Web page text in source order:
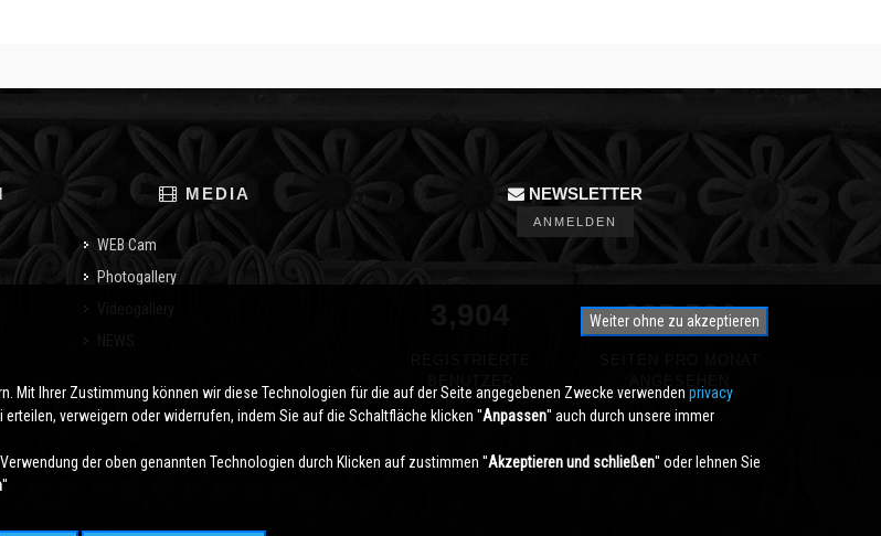
MEDIA
WEB Cam
Photogallery
NEWSLETTER
ANMELDEN
350,000
Weiter ohne zu akzeptieren
Mit Ihrer Zustimmung können wir diese Technologien für die auf der Seite angegebenen Zwecke verwenden privacy
verweigern oder widerrufen, indem Sie auf die Schaltfläche klicken ''Anpassen'' auch durch unsere immer
der oben genannten Technologien durch Klicken auf zustimmen ''Akzeptieren und schließen'' oder lehnen Sie
''